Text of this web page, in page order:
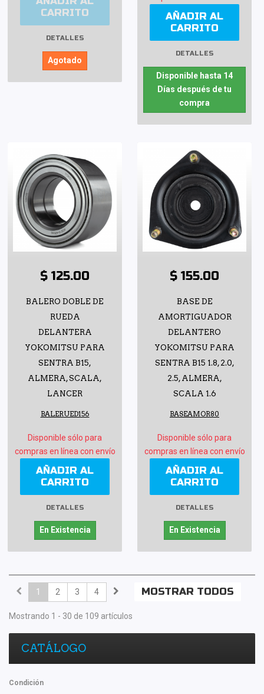
CARRITO
DETALLES
Agotado
AÑADIR AL
CARRITO
DETALLES
Disponible hasta 14
Días después de tu
compra
$ 125.00
BALERO DOBLE DE
RUEDA
DELANTERA
YOKOMITSU PARA
SENTRA B15,
ALMERA, SCALA,
LANCER
BALERUED156
Disponible sólo para
compras en línea con envío
AÑADIR AL
CARRITO
DETALLES
En Existencia
$ 155.00
BASE DE
AMORTIGUADOR
DELANTERO
YOKOMITSU PARA
SENTRA B15 1.8, 2.0,
2.5, ALMERA,
SCALA 1.6
BASEAMOR80
Disponible sólo para
compras en línea con envío
AÑADIR AL
CARRITO
DETALLES
En Existencia
MOSTRAR TODOS
1 2 3 4
Mostrando 1 - 30 de 109 artículos
CATÁLOGO
Condición